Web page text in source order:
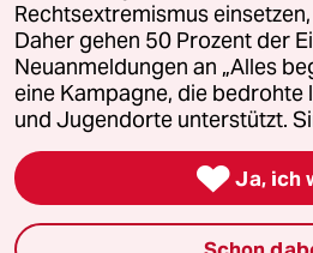
Feedback Redaktionsstatut
Leitlinie Informant Datenschutz
Seitenwende Einwilligungen
Rechtsextremismus
Daher gehen 50 Prozent der
Neuanmeldungen an „Alles
eine Kampagne, die bedrohte
und Jugendorte unterstützt.
 Ja, ich